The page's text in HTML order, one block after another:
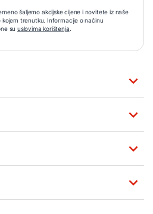
šaljemo akcijske cijene i novitete iz naše
trenutku. Informacije o načinu
su uslovima korištenja.